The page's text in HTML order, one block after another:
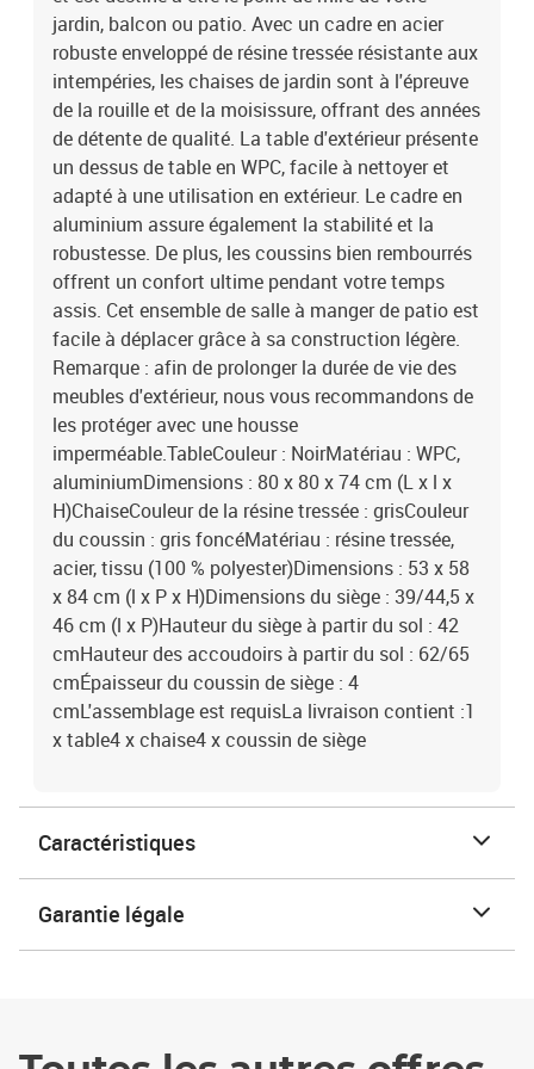
jardin, balcon ou patio. Avec un cadre en acier
robuste enveloppé de résine tressée résistante aux
intempéries, les chaises de jardin sont à l'épreuve
de la rouille et de la moisissure, offrant des années
de détente de qualité. La table d'extérieur présente
un dessus de table en WPC, facile à nettoyer et
adapté à une utilisation en extérieur. Le cadre en
aluminium assure également la stabilité et la
robustesse. De plus, les coussins bien rembourrés
offrent un confort ultime pendant votre temps
assis. Cet ensemble de salle à manger de patio est
facile à déplacer grâce à sa construction légère.
Remarque : afin de prolonger la durée de vie des
meubles d'extérieur, nous vous recommandons de
les protéger avec une housse
imperméable.TableCouleur : NoirMatériau : WPC,
aluminiumDimensions : 80 x 80 x 74 cm (L x l x
H)ChaiseCouleur de la résine tressée : grisCouleur
du coussin : gris foncéMatériau : résine tressée,
acier, tissu (100 % polyester)Dimensions : 53 x 58
x 84 cm (l x P x H)Dimensions du siège : 39/44,5 x
46 cm (l x P)Hauteur du siège à partir du sol : 42
cmHauteur des accoudoirs à partir du sol : 62/65
cmÉpaisseur du coussin de siège : 4
cmL'assemblage est requisLa livraison contient :1
x table4 x chaise4 x coussin de siège
Caractéristiques
Garantie légale